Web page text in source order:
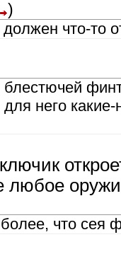
)
что-то
него
любое
что